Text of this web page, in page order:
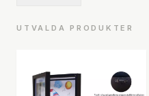
UTVALDA PRODUKTER